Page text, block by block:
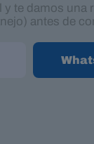
te damos una
antes de